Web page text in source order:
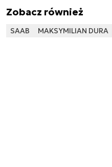
Zobacz również
SAAB MAKSYMILIAN DURA